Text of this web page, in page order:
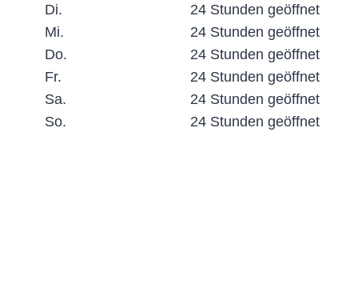
Di.
24 Stunden geöffnet
Mi.
24 Stunden geöffnet
Do.
24 Stunden geöffnet
Fr.
24 Stunden geöffnet
Sa.
24 Stunden geöffnet
So.
24 Stunden geöffnet